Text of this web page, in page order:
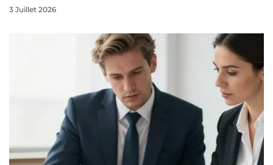
3 Juillet 2026